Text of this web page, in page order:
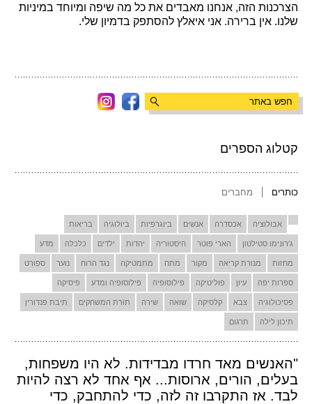
קטלוג הספרים
כותרים מחברים
אבולוציה אכסדרה אנשים ביוגרפיות ביולוגיה בריאות
ג'רונימו סטילטון הארי פוטר היסטוריה יהדות ילדים כלכלה מדע
מחזות מנורת קריאה מקור מתח מתמטיקה נגד הרוח נוער ספורט
ספרות יפה עיון פוליטיקה פילוסופיה פילוסופיה ומדע פיסיקה
פסיכולוגיה צבא קלסיקה שואה שירה תורת המשחקים תיבת פנדורין
תיכון לילה תרגום
"האנשים מאד חרדו מבדידות. לא היו משפחות,
בעלים, הורים, ארוסות... אף אחד לא רצה להיות
לבד. אז התקרבו זה לזה, כדי להתחבק, כדי
הצרכנות הזה, אנחנו מאבדים את כל מה שיפה ומיוחד במיניות
שלנו. אין ברירה. אני איאלץ להסתפק בדמיון שלי.